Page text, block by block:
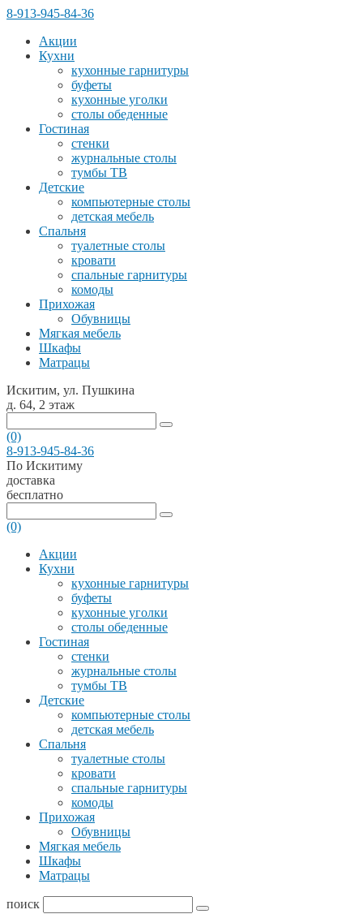
8-913-945-84-36
Акции
Кухни
кухонные гарнитуры
буфеты
кухонные уголки
столы обеденные
Гостиная
стенки
журнальные столы
тумбы ТВ
Детские
компьютерные столы
детская мебель
Спальня
туалетные столы
кровати
спальные гарнитуры
комоды
Прихожая
Обувницы
Мягкая мебель
Шкафы
Матрацы
Искитим, ул. Пушкина
д. 64, 2 этаж
(0)
8-913-945-84-36
По Искитиму
доставка
бесплатно
(0)
Акции
Кухни
кухонные гарнитуры
буфеты
кухонные уголки
столы обеденные
Гостиная
стенки
журнальные столы
тумбы ТВ
Детские
компьютерные столы
детская мебель
Спальня
туалетные столы
кровати
спальные гарнитуры
комоды
Прихожая
Обувницы
Мягкая мебель
Шкафы
Матрацы
поиск